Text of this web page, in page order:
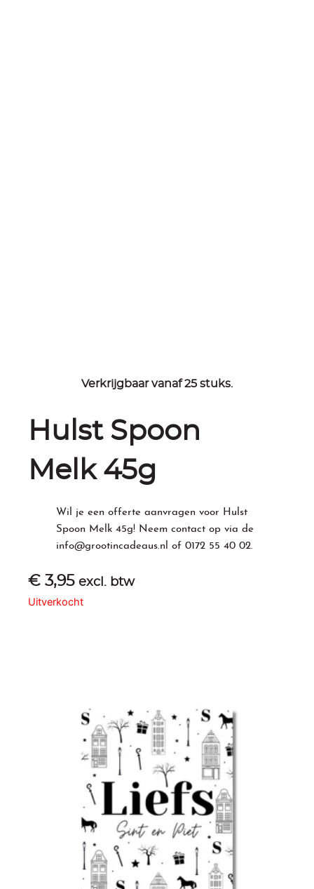
Hulst Spoon
Melk 45g
Wil je een offerte aanvragen voor Hulst
Spoon Melk 45g! Neem contact op via de
info@grootincadeaus.nl of0172 55 40 02.
€ 3,95 excl. btw
Uitverkocht
Verkrijgbaar vanaf 25 stuks.